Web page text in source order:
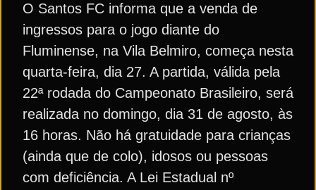
O Santos FC informa que a venda de
ingressos para o jogo diante do
Fluminense, na Vila Belmiro, começa nesta
quarta-feira, dia 27. A partida, válida pela
22ª rodada do Campeonato Brasileiro, será
realizada no domingo, dia 31 de agosto, às
16 horas. Não há gratuidade para crianças
(ainda que de colo), idosos ou pessoas
com deficiência. A Lei Estadual nº